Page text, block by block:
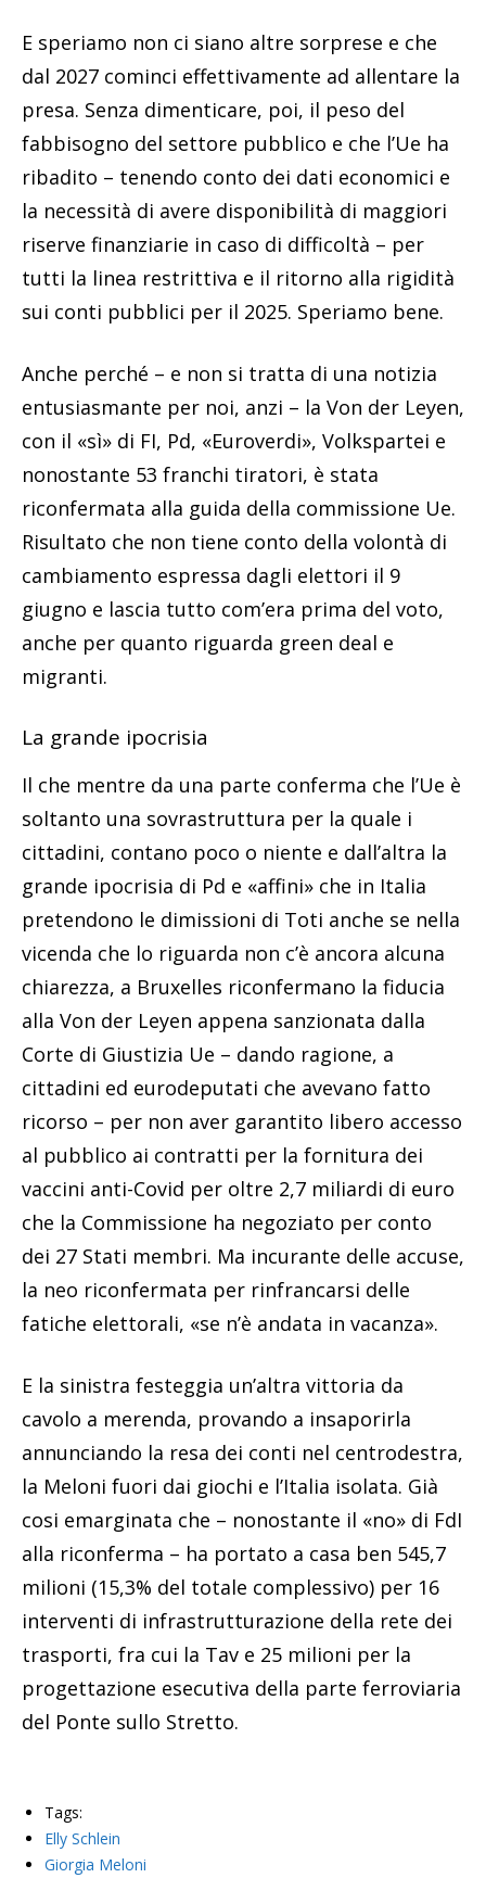
E speriamo non ci siano altre sorprese e che
dal 2027 cominci effettivamente ad allentare la
presa. Senza dimenticare, poi, il peso del
fabbisogno del settore pubblico e che l’Ue ha
ribadito – tenendo conto dei dati economici e
la necessità di avere disponibilità di maggiori
riserve finanziarie in caso di difficoltà – per
tutti la linea restrittiva e il ritorno alla rigidità
sui conti pubblici per il 2025. Speriamo bene.
Anche perché – e non si tratta di una notizia
entusiasmante per noi, anzi – la Von der Leyen,
con il «sì» di FI, Pd, «Euroverdi», Volkspartei e
nonostante 53 franchi tiratori, è stata
riconfermata alla guida della commissione Ue.
Risultato che non tiene conto della volontà di
cambiamento espressa dagli elettori il 9
giugno e lascia tutto com’era prima del voto,
anche per quanto riguarda green deal e
migranti.
La grande ipocrisia
Il che mentre da una parte conferma che l’Ue è
soltanto una sovrastruttura per la quale i
cittadini, contano poco o niente e dall’altra la
grande ipocrisia di Pd e «affini» che in Italia
pretendono le dimissioni di Toti anche se nella
vicenda che lo riguarda non c’è ancora alcuna
chiarezza, a Bruxelles riconfermano la fiducia
alla Von der Leyen appena sanzionata dalla
Corte di Giustizia Ue – dando ragione, a
cittadini ed eurodeputati che avevano fatto
ricorso – per non aver garantito libero accesso
al pubblico ai contratti per la fornitura dei
vaccini anti-Covid per oltre 2,7 miliardi di euro
che la Commissione ha negoziato per conto
dei 27 Stati membri. Ma incurante delle accuse,
la neo riconfermata per rinfrancarsi delle
fatiche elettorali, «se n’è andata in vacanza».
E la sinistra festeggia un’altra vittoria da
cavolo a merenda, provando a insaporirla
annunciando la resa dei conti nel centrodestra,
la Meloni fuori dai giochi e l’Italia isolata. Già
cosi emarginata che – nonostante il «no» di FdI
alla riconferma – ha portato a casa ben 545,7
milioni (15,3% del totale complessivo) per 16
interventi di infrastrutturazione della rete dei
trasporti, fra cui la Tav e 25 milioni per la
progettazione esecutiva della parte ferroviaria
del Ponte sullo Stretto.
Tags:
Elly Schlein
Giorgia Meloni